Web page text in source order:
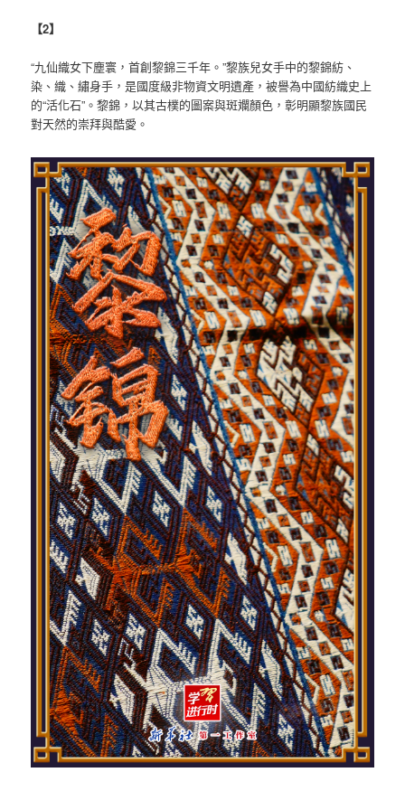
【2】
“九仙織女下塵寰，首創黎錦三千年。”黎族兒女手中的黎錦紡、
染、織、繡身手，是國度級非物資文明遺產，被譽為中國紡織史上
的“活化石”。黎錦，以其古樸的圖案與斑斕顏色，彰明顯黎族國民
對天然的崇拜與酷愛。